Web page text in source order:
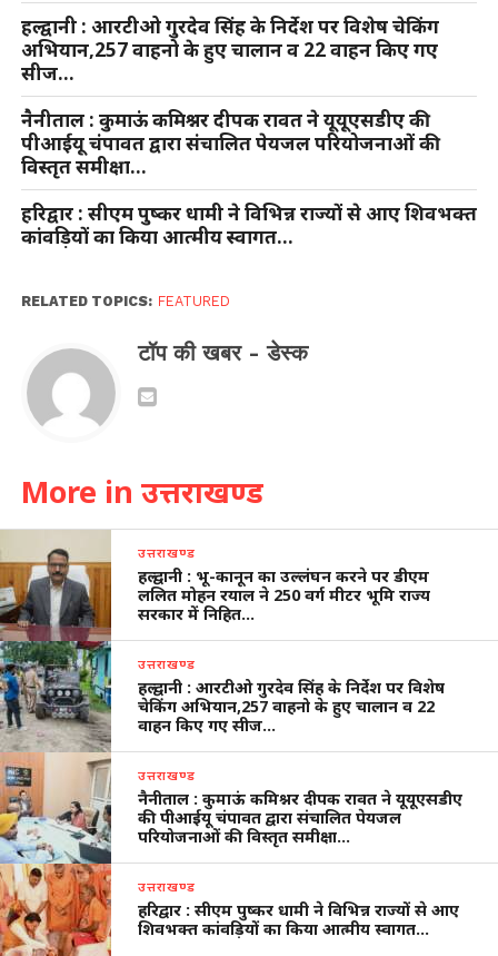
हल्द्वानी : आरटीओ गुरदेव सिंह के निर्देश पर विशेष चेकिंग
अभियान,257 वाहनो के हुए चालान व 22 वाहन किए गए
सीज…
नैनीताल : कुमाऊं कमिश्नर दीपक रावत ने यूयूएसडीए की
पीआईयू चंपावत द्वारा संचालित पेयजल परियोजनाओं की
विस्तृत समीक्षा…
हरिद्वार : सीएम पुष्कर धामी ने विभिन्न राज्यों से आए शिवभक्त
कांवड़ियों का किया आत्मीय स्वागत…
RELATED TOPICS: FEATURED
टॉप की खबर - डेस्क
More in उत्तराखण्ड
उत्तराखण्ड
हल्द्वानी : भू-कानून का उल्लंघन करने पर डीएम
ललित मोहन रयाल ने 250 वर्ग मीटर भूमि राज्य
सरकार में निहित…
उत्तराखण्ड
हल्द्वानी : आरटीओ गुरदेव सिंह के निर्देश पर विशेष
चेकिंग अभियान,257 वाहनो के हुए चालान व 22
वाहन किए गए सीज…
उत्तराखण्ड
नैनीताल : कुमाऊं कमिश्नर दीपक रावत ने यूयूएसडीए
की पीआईयू चंपावत द्वारा संचालित पेयजल
परियोजनाओं की विस्तृत समीक्षा…
उत्तराखण्ड
हरिद्वार : सीएम पुष्कर धामी ने विभिन्न राज्यों से आए
शिवभक्त कांवड़ियों का किया आत्मीय स्वागत…